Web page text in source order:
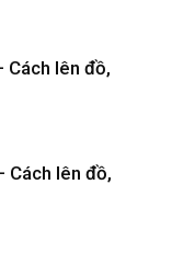
Cách lên đồ,
Cách lên đồ,